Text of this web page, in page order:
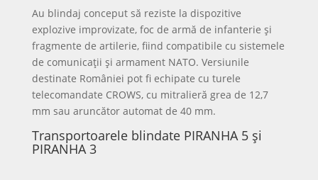
cu foc sau rol de ambulanță blindată. Versiunile
românești sunt echipate cu turela UT-30 Mk2, cu tun
de 30 mm și mitralieră de 7,62 mm, integrate într-un
sistem automat de conducere a focului capabil să
urmărească ținte cu mare precizie.
PIRANHA 3, folosite în Brigada Multinațională Sud-
Est, rămân în continuare platforme fiabile pentru
transportul infanteriei, cu protecție ridicată și kituri
dedicate pentru protecție împotriva minelor și a